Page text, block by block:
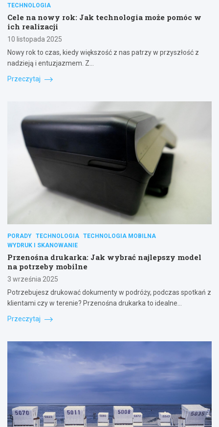
TECHNOLOGIA
Cele na nowy rok: Jak technologia może pomóc w
ich realizacji
10 listopada 2025
Nowy rok to czas, kiedy większość z nas patrzy w przyszłość z
nadzieją i entuzjazmem. Z…
Przeczytaj
PORADY TECHNOLOGIA TECHNOLOGIA MOBILNA
WYDRUK I SKANOWANIE
Przenośna drukarka: Jak wybrać najlepszy model
na potrzeby mobilne
3 września 2025
Potrzebujesz drukować dokumenty w podróży, podczas spotkań z
klientami czy w terenie? Przenośna drukarka to idealne…
Przeczytaj